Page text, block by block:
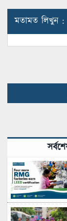
মতামত লিখুন :